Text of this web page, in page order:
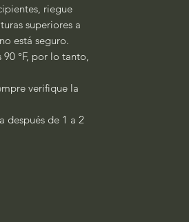
riegue
superiores a
está seguro.
90 °F, por lo tanto,
verifique la
después de 1 a 2